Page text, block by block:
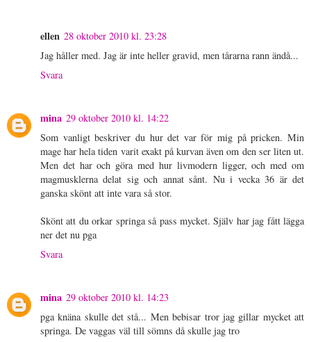
ellen 28 oktober 2010 kl. 23:28
Jag håller med. Jag är inte heller gravid, men tårarna rann ändå...
Svara
mina 29 oktober 2010 kl. 14:22
Som vanligt beskriver du hur det var för mig på pricken. Min
mage har hela tiden varit exakt på kurvan även om den ser liten ut.
Men det har och göra med hur livmodern ligger, och med om
magmusklerna delat sig och annat sånt. Nu i vecka 36 är det
ganska skönt att inte vara så stor.
Skönt att du orkar springa så pass mycket. Själv har jag fått lägga
ner det nu pga
Svara
mina 29 oktober 2010 kl. 14:23
pga knäna skulle det stå... Men bebisar tror jag gillar mycket att
springa. De vaggas väl till sömns då skulle jag tro